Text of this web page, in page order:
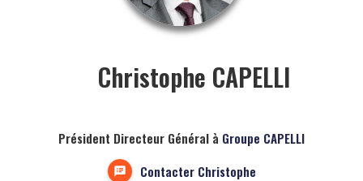
Christophe CAPELLI
Président Directeur Général à Groupe CAPELLI
Contacter Christophe